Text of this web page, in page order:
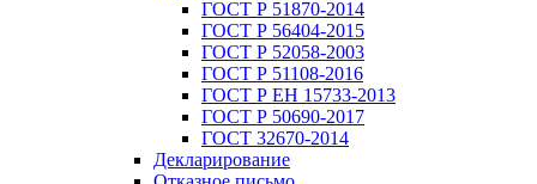
ГОСТ Р 51870-2014
ГОСТ Р 56404-2015
ГОСТ Р 52058-2003
ГОСТ Р 51108-2016
ГОСТ Р ЕН 15733-2013
ГОСТ Р 50690-2017
ГОСТ 32670-2014
Декларирование